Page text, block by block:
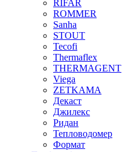
RIFAR
ROMMER
Sanha
STOUT
Tecofi
Thermaflex
THERMAGENT
Viega
ZETKAMA
Декаст
Джилекс
Ридан
Тепловодомер
Формат